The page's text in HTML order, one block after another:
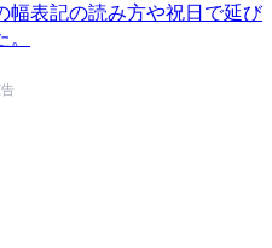
幅表記の読み方や祝日で延び